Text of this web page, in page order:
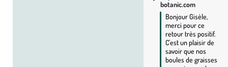
botanic.com
Bonjour Gisèle,
merci pour ce
retour très positif.
C'est un plaisir de
savoir que nos
boules de graisses